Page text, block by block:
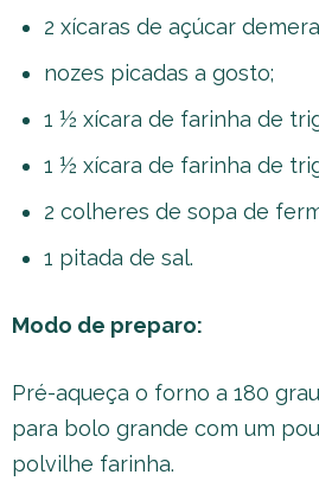
2 xícaras de açúcar
nozes picadas a gosto;
1 ½ xícara de farinha de
1 ½ xícara de farinha de
2 colheres de sopa de
1 pitada de sal.
Modo de preparo:
Pré-aqueça o forno a 180
para bolo grande com um
polvilhe farinha.